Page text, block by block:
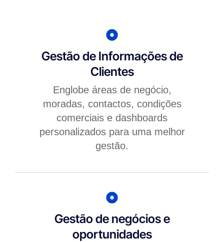
Gestão de Informações de
Clientes
Englobe áreas de negócio,
moradas, contactos, condições
comerciais e dashboards
personalizados para uma melhor
gestão.
Gestão de negócios e
oportunidades